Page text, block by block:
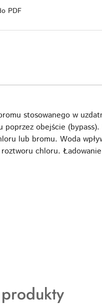
PDF
stosowanego w
obejście
lub bromu. Woda
chloru.